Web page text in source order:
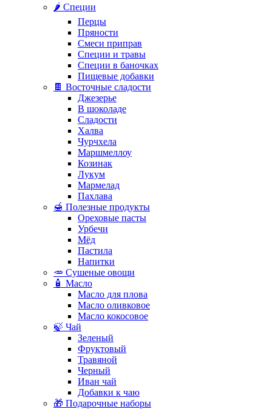
🌶️ Специи
Перцы
Пряности
Смеси приправ
Специи и травы
Специи в баночках
Пищевые добавки
🍫 Восточные сладости
Джезерье
В шоколаде
Сладости
Халва
Чурчхела
Маршмеллоу
Козинак
Лукум
Мармелад
Пахлава
🍯 Полезные продукты
Ореховые пасты
Урбечи
Мёд
Пастила
Напитки
🥕 Сушеные овощи
🧴 Масло
Масло для плова
Масло оливковое
Масло кокосовое
🍃 Чай
Зеленый
Фруктовый
Травяной
Черный
Иван чай
Добавки к чаю
🎁 Подарочные наборы